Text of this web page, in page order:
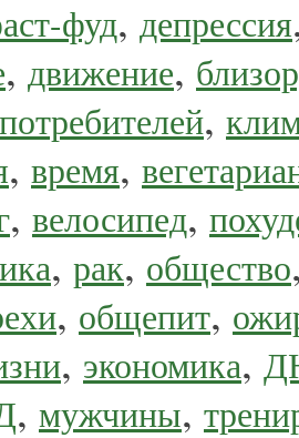
фуд, депрессия
, движение,
,
, время,
, велосипед,
, рак, общество
, общепит,
, экономика,
, мужчины,